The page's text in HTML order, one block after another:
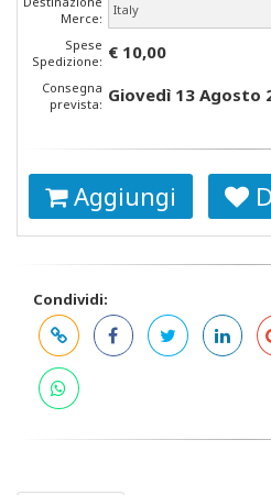
Merce:
Spese
Spedizione: € 10,00
Consegna
prevista: Giovedì 13 Agosto
Aggiungi
Condividi: